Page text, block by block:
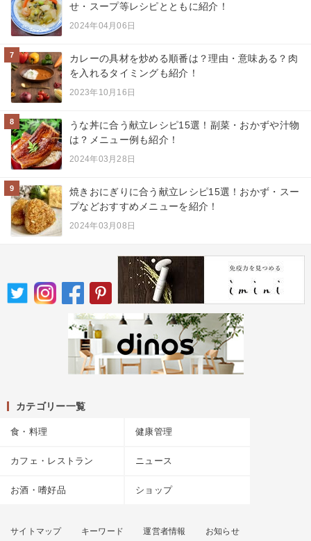
せ・スープ等レシピとともに紹介！
2024年04月06日
7
カレーの具材を炒める順番は？理由・意味ある？肉
を入れるタイミングも紹介！
2023年10月16日
8
うな丼に合う献立レシピ15選！副菜・おかずや汁物
は？メニュー例も紹介！
2024年03月28日
9
焼きおにぎりに合う献立レシピ15選！おかず・スー
プなどおすすめメニューを紹介！
2024年03月08日
カテゴリー一覧
食・料理 健康管理
カフェ・レストラン ニュース
お酒・嗜好品 ショップ
サイトマップ キーワード 運営者情報 お知らせ